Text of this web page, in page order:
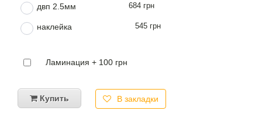
двп 2.5мм 684 грн
наклейка 545 грн
Ламинация + 100 грн
Купить В закладки